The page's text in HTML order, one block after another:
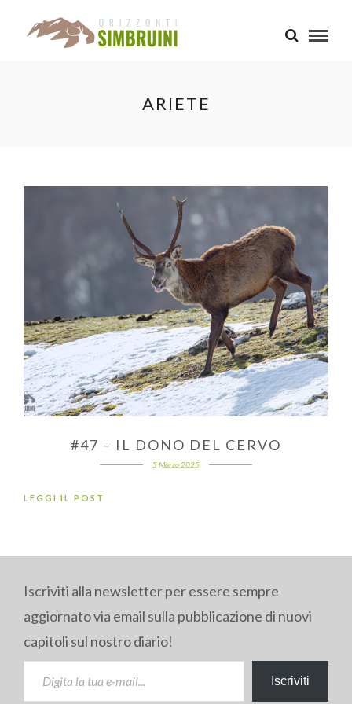
ARIETE
#47 – IL DONO DEL CERVO
5 Marzo 2025
LEGGI IL POST
Iscriviti alla newsletter per essere sempre
aggiornato via email sulla pubblicazione di nuovi
capitoli sul nostro diario!
DIGITA LA TUA E-MAIL...
Iscriviti